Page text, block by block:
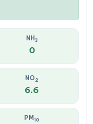
NH 3
0
NO2
6.6
PM 10